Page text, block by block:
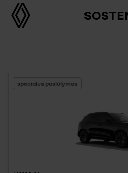
specialus pasiūlymas